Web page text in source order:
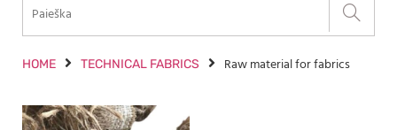
HOME TECHNICAL FABRICS Raw material for fabrics